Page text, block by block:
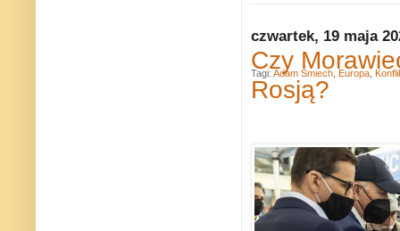
czwartek, 19 maja
Czy
Rosją?
Tagi: Adam Śmiech Europa